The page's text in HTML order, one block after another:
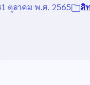
ตุลาคม พ.ศ. 2565 สิ